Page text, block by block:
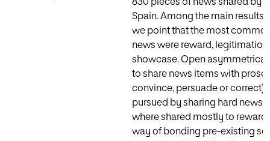
830 pieces of news shared by
Spain. Among the main results
we point that the most
news were reward,
showcase. Open
to share news items with
convince, persuade or correct).
pursued by sharing hard news,
where shared mostly to reward
way of bonding pre-existing